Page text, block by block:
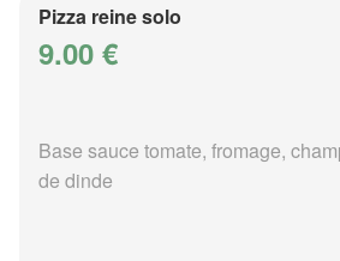
Pizza reine solo
9.00 €
Base sauce tomate, fromage,
de dinde